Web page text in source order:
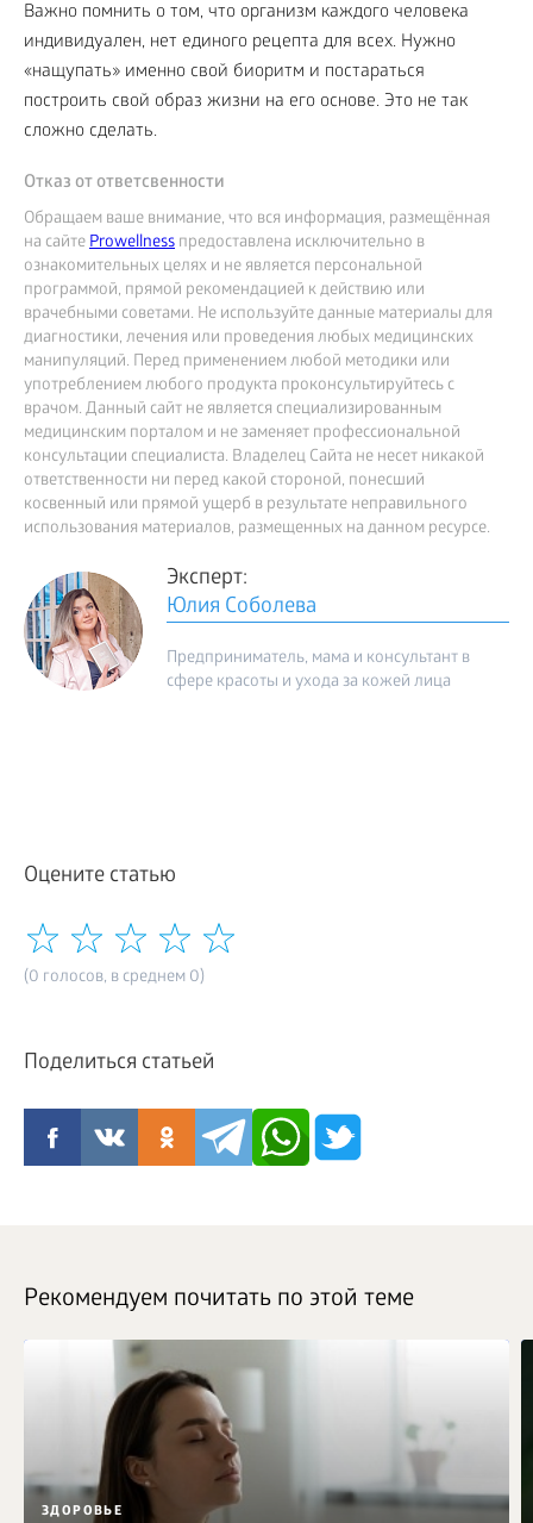
Важно помнить о том, что организм каждого человека
индивидуален, нет единого рецепта для всех. Нужно
«нащупать» именно свой биоритм и постараться
построить свой образ жизни на его основе. Это не так
сложно сделать.
Отказ от ответсвенности
Обращаем ваше внимание, что вся информация, размещённая
на сайтеProwellness предоставлена исключительно в
ознакомительных целях и не является персональной
программой, прямой рекомендацией к действию или
врачебными советами. Не используйте данные материалы для
диагностики, лечения или проведения любых медицинских
манипуляций. Перед применением любой методики или
употреблением любого продукта проконсультируйтесь с
врачом. Данный сайт не является специализированным
медицинским порталом и не заменяет профессиональной
консультации специалиста. Владелец Сайта не несет никакой
ответственности ни перед какой стороной, понесший
косвенный или прямой ущерб в результате неправильного
использования материалов, размещенных на данном ресурсе.
Эксперт:
Юлия Соболева
Предприниматель, мама и консультант в
сфере красоты и ухода за кожей лица
Оцените статью
(0 голосов, в среднем 0)
Поделиться статьей
Рекомендуем почитать по этой теме
ЗДОРОВЬЕ